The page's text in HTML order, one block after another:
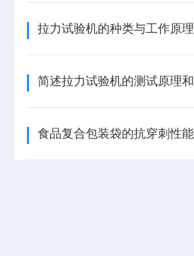
拉力试验机的种类与工作原理